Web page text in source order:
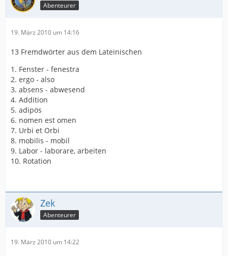
Abenteurer
19. März 2010 um 14:16
13 Fremdwörter aus dem Lateinischen
1. Fenster - fenestra
2. ergo - also
3. absens - abwesend
4. Addition
5. adipös
6. nomen est omen
7. Urbi et Orbi
8. mobilis - mobil
9. Labor - laborare, arbeiten
10. Rotation
Zek
Abenteurer
19. März 2010 um 14:22